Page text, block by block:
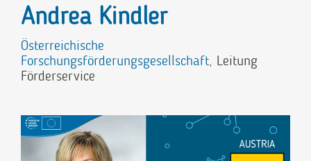
Andrea Kindler
Österreichische
Forschungsförderungsgesellschaft, Leitung
Förderservice